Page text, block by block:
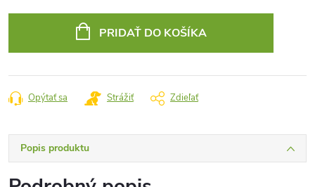
PRIDAŤ DO KOŠÍKA
Opýtať sa Strážiť Zdieľať
Popis produktu